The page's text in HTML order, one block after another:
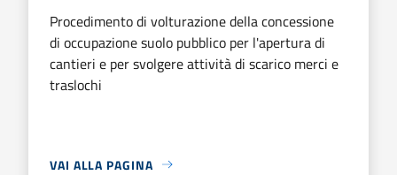
Procedimento di volturazione della concessione
di occupazione suolo pubblico per l'apertura di
cantieri e per svolgere attività di scarico merci e
traslochi
VAI ALLA PAGINA